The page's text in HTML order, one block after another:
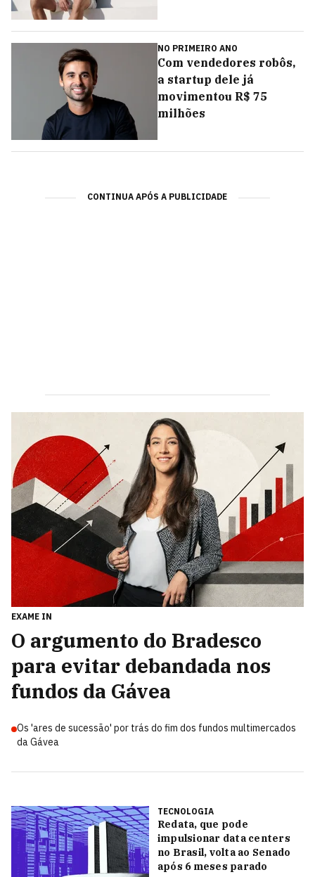
NO PRIMEIRO ANO
Com vendedores robôs,
a startup dele já
movimentou R$ 75
milhões
CONTINUA APÓS A PUBLICIDADE
EXAME IN
O argumento do Bradesco
para evitar debandada nos
fundos da Gávea
Os 'ares de sucessão' por trás do fim dos fundos multimercados
da Gávea
TECNOLOGIA
Redata, que pode
impulsionar data centers
no Brasil, volta ao Senado
após 6 meses parado